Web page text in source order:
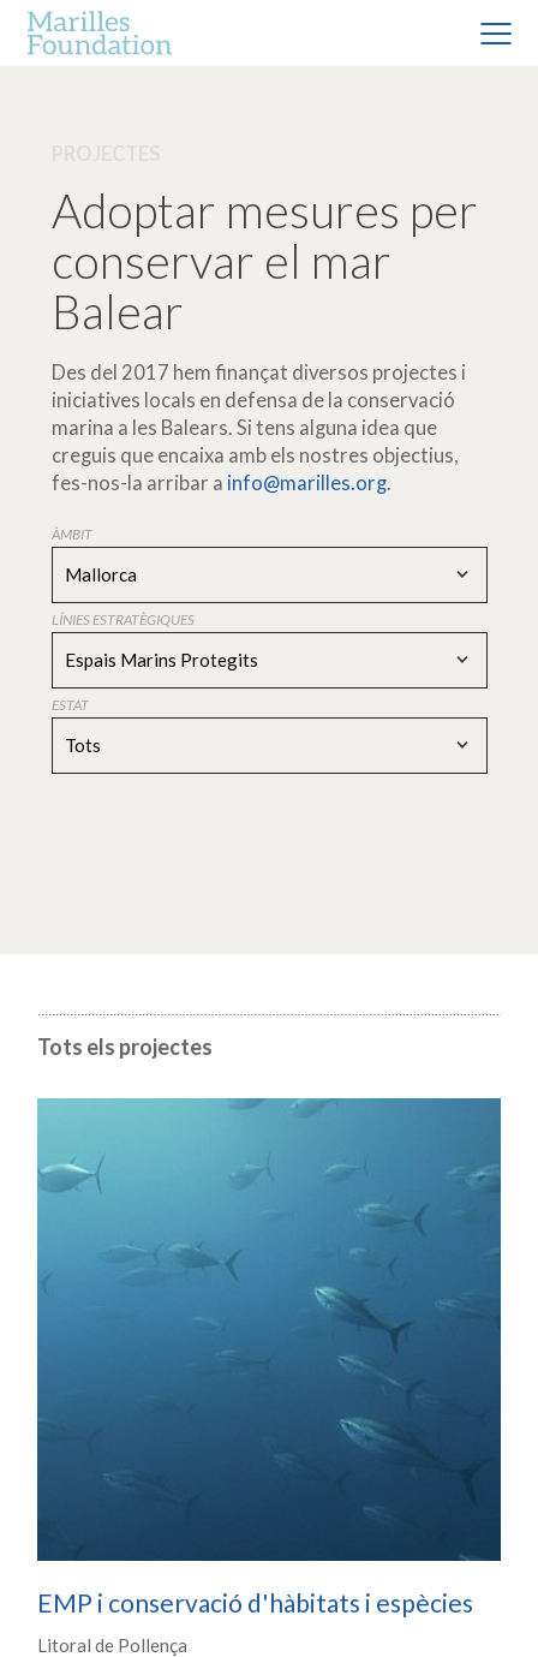
Adoptar mesures per
conservar el mar
Balear
Des del 2017 hem finançat diversos projectes i
iniciatives locals en defensa de la conservació
marina a les Balears. Si tens alguna idea que
creguis que encaixa amb els nostres objectius,
fes-nos-la arribar a info@marilles.org.
ÀMBIT
Mallorca
LÍNIES ESTRATÈGIQUES
Espais Marins Protegits
ESTAT
Tots
Tots els projectes
EMP i conservació d'hàbitats i espècies
Litoral de Pollença